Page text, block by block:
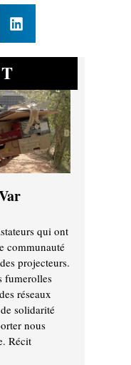
qui ont
communauté
projecteurs.
fumerolles
réseaux
solidarité
nous
Récit